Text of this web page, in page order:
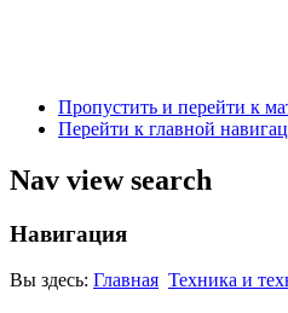
Пропустить и перейти к
Перейти к главной
Nav view search
Навигация
Вы здесь: Главная Техника и